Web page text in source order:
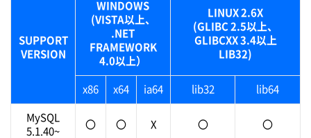
SUPPORT
VERSION
WINDOWS
(VISTA以上、
.NET
FRAMEWORK
4.0以上）
LINUX 2.6X
(GLIBC 2.5以上、
GLIBCXX 3.4以上
LIB32)
x86 x64 ia64 lib32 lib64
MySQL
5.1.40~
〇 〇 X 〇 〇